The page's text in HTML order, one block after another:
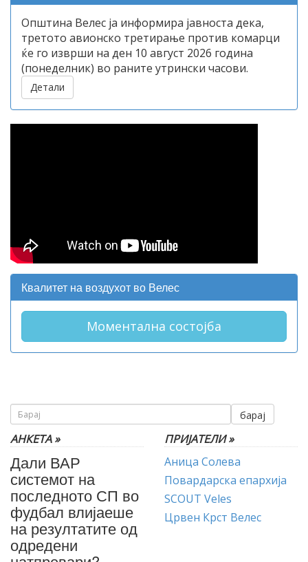
Општина Велес ја информира јавноста дека,
третото авионско третирање против комарци
ќе го изврши на ден 10 август 2026 година
(понеделник) во раните утрински часови.
Детали
Квалитет на воздухот во Велес
Моментална состојба
барај
АНКЕТА »
Дали ВАР
системот на
последното СП во
фудбал влијаеше
на резултатите од
одредени
ПРИЈАТЕЛИ »
Аница Солева
Повардарска епархија
SCOUT Veles
Црвен Крст Велес